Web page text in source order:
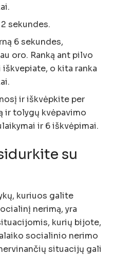
2 sekundes.
6 sekundes,
oro. Ranką ant pilvo
o kita ranka
ir iškvėpkite per
ir tolygų kvėpavimo
ir 6 iškvėpimai.
su
kuriuos galite
nerimą, yra
kurių bijote,
socialinio nerimo
situacijų gali